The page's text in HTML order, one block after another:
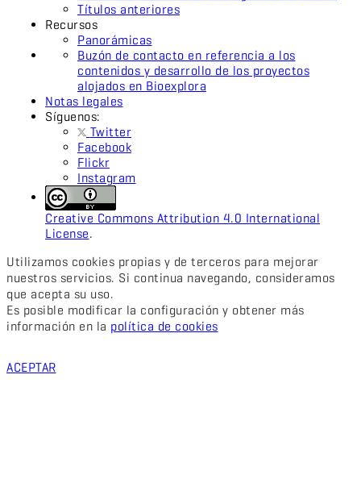
Títulos anteriores
Recursos
Panorámicas
Buzón de contacto en referencia a los
contenidos y desarrollo de los proyectos
alojados en Bioexplora
Notas legales
Síguenos:
Twitter
Facebook
Flickr
Instagram
Creative Commons Attribution 4.0 International
License.
Utilizamos cookies propias y de terceros para mejorar
nuestros servicios. Si continua navegando, consideramos
que acepta su uso.
Es posible modificar la configuración y obtener más
información en la política de cookies
ACEPTAR